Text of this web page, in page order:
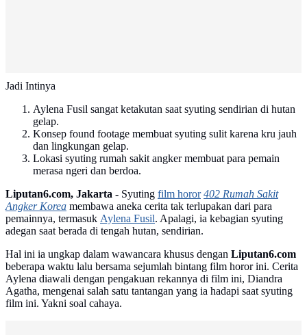
Jadi Intinya
Aylena Fusil sangat ketakutan saat syuting sendirian di hutan
gelap.
Konsep found footage membuat syuting sulit karena kru jauh
dan lingkungan gelap.
Lokasi syuting rumah sakit angker membuat para pemain
merasa ngeri dan berdoa.
Liputan6.com, Jakarta - Syuting film horor 402 Rumah Sakit
Angker Korea membawa aneka cerita tak terlupakan dari para
pemainnya, termasuk Aylena Fusil. Apalagi, ia kebagian syuting
adegan saat berada di tengah hutan, sendirian.
Hal ini ia ungkap dalam wawancara khusus dengan Liputan6.com
beberapa waktu lalu bersama sejumlah bintang film horor ini. Cerita
Aylena diawali dengan pengakuan rekannya di film ini, Diandra
Agatha, mengenai salah satu tantangan yang ia hadapi saat syuting
film ini. Yakni soal cahaya.